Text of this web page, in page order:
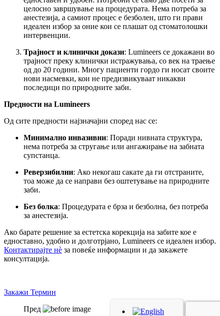
целосно завршување на процедурата. Нема потреба за
анестезија, а самиот процес е безболен, што ги прави
идеален избор за оние кои се плашат од стоматолошки
интервенции.
Трајност и клинички докази: Lumineers се докажани во
трајност преку клинички истражувања, со век на траење
од до 20 години. Многу пациенти гордо ги носат своите
нови насмевки, кои не предизвикуваат никакви
последици по природните заби.
Предности на Lumineers
Од сите предности најзначајни според нас се:
Минимално инвазивни: Поради нивната структура,
нема потреба за стругање или ангажирање на забната
супстанца.
Реверзибилни: Ако некогаш сакате да ги отстраните,
тоа може да се направи без оштетување на природните
заби.
Без болка: Процедурата е брза и безболна, без потреба
за анестезија.
Ако барате решение за естетска корекција на забите кое е
едноставно, удобно и долготрјано, Lumineers се идеален избор.
Контактирајте нè за повеќе информации и да закажете
консултација.
Закажи Термин
Пред